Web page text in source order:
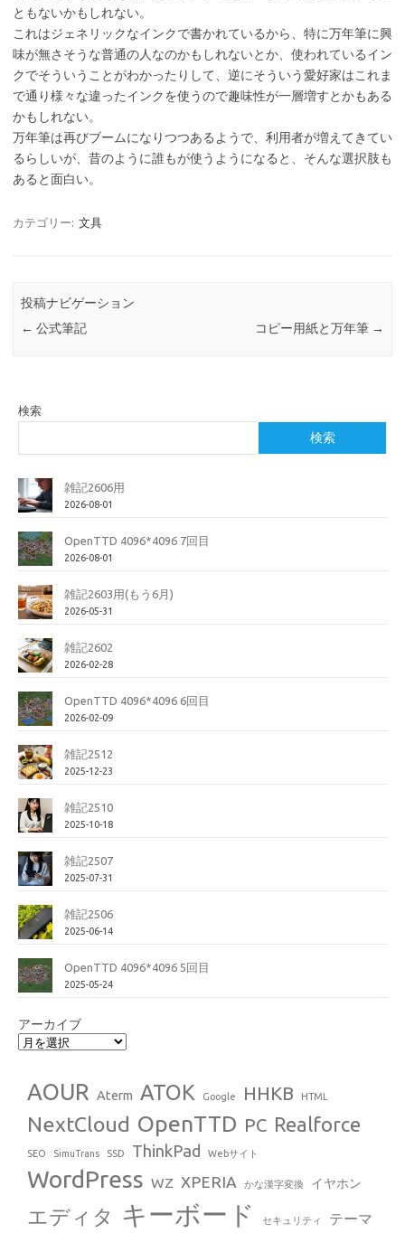
ともないかもしれない。
これはジェネリックなインクで書かれているから、特に万年筆に興
味が無さそうな普通の人なのかもしれないとか、使われているイン
クでそういうことがわかったりして、逆にそういう愛好家はこれま
で通り様々な違ったインクを使うので趣味性が一層増すとかもある
かもしれない。
万年筆は再びブームになりつつあるようで、利用者が増えてきてい
るらしいが、昔のように誰もが使うようになると、そんな選択肢も
あると面白い。
カテゴリー: 文具
投稿ナビゲーション
← 公式筆記 コピー用紙と万年筆 →
検索
検索
雑記2606用
2026-08-01
OpenTTD 4096*4096 7回目
2026-08-01
雑記2603用(もう6月)
2026-05-31
雑記2602
2026-02-28
OpenTTD 4096*4096 6回目
2026-02-09
雑記2512
2025-12-23
雑記2510
2025-10-18
雑記2507
2025-07-31
雑記2506
2025-06-14
OpenTTD 4096*4096 5回目
2025-05-24
アーカイブ
AOUR Aterm ATOK Google HHKB HTML
NextCloud OpenTTD PC Realforce
SEO SimuTrans SSD ThinkPad Webサイト
WordPress WZ XPERIA かな漢字変換 イヤホン
エディタ キーボード セキュリティ テーマ